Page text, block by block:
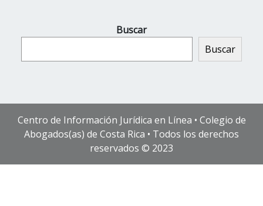
Buscar
Buscar
Centro de Información Jurídica en Línea • Colegio de
Abogados(as) de Costa Rica • Todos los derechos
reservados © 2023